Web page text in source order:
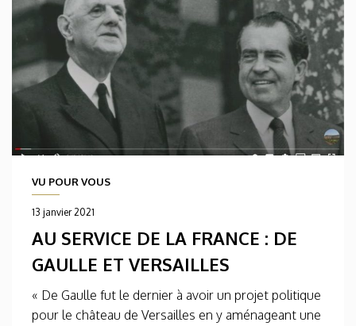
VU POUR VOUS
13 janvier 2021
AU SERVICE DE LA FRANCE : DE
GAULLE ET VERSAILLES
« De Gaulle fut le dernier à avoir un projet politique
pour le château de Versailles en y aménageant une